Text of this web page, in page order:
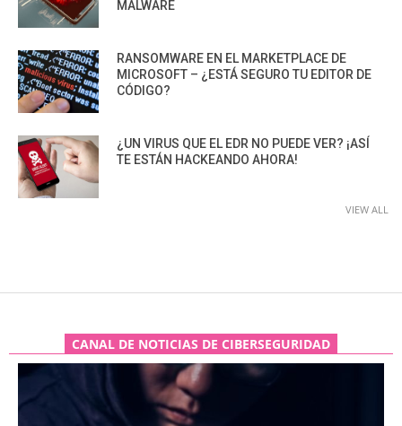
MALWARE
RANSOMWARE EN EL MARKETPLACE DE
MICROSOFT – ¿ESTÁ SEGURO TU EDITOR DE
CÓDIGO?
¿UN VIRUS QUE EL EDR NO PUEDE VER? ¡ASÍ
TE ESTÁN HACKEANDO AHORA!
VIEW ALL
CANAL DE NOTICIAS DE CIBERSEGURIDAD